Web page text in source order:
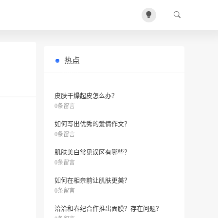
热点
皮肤干燥起皮怎么办？
0条留言
如何写出优秀的爱情作文？
0条留言
肌肤美白常见误区有哪些？
0条留言
如何在相亲前让肌肤更美？
0条留言
洽洽和春纪合作推出面膜？存在问题？